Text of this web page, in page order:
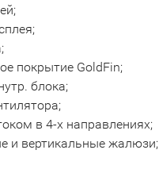
покрытие GoldFin;
блока;
в 4-х направлениях;
и вертикальные жалюзи;